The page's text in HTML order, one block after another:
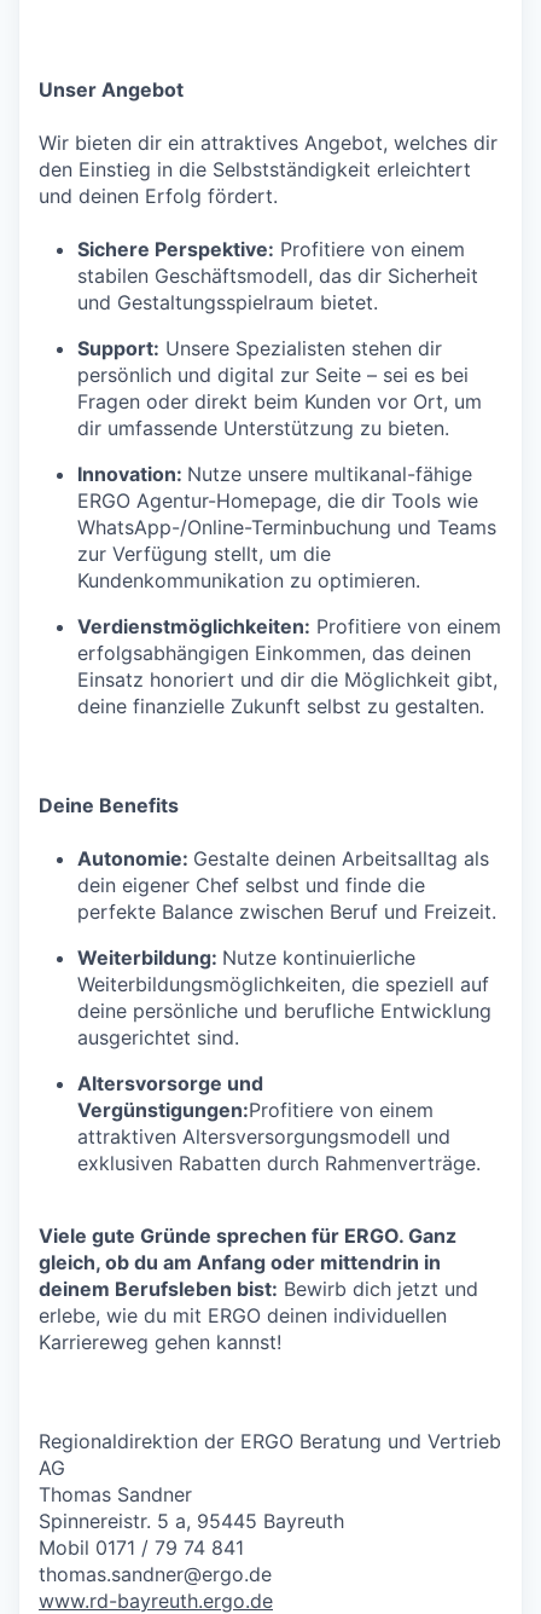
Unser Angebot
Wir bieten dir ein attraktives Angebot, welches dir
den Einstieg in die Selbstständigkeit erleichtert
und deinen Erfolg fördert.
Sichere Perspektive: Profitiere von einem
stabilen Geschäftsmodell, das dir Sicherheit
und Gestaltungsspielraum bietet.
Support: Unsere Spezialisten stehen dir
persönlich und digital zur Seite – sei es bei
Fragen oder direkt beim Kunden vor Ort, um
dir umfassende Unterstützung zu bieten.
Innovation: Nutze unsere multikanal-fähige
ERGO Agentur-Homepage, die dir Tools wie
WhatsApp-/Online-Terminbuchung und Teams
zur Verfügung stellt, um die
Kundenkommunikation zu optimieren.
Verdienstmöglichkeiten: Profitiere von einem
erfolgsabhängigen Einkommen, das deinen
Einsatz honoriert und dir die Möglichkeit gibt,
deine finanzielle Zukunft selbst zu gestalten.
Deine Benefits
Autonomie: Gestalte deinen Arbeitsalltag als
dein eigener Chef selbst und finde die
perfekte Balance zwischen Beruf und Freizeit.
Weiterbildung: Nutze kontinuierliche
Weiterbildungsmöglichkeiten, die speziell auf
deine persönliche und berufliche Entwicklung
ausgerichtet sind.
Altersvorsorge und
Vergünstigungen:Profitiere von einem
attraktiven Altersversorgungsmodell und
exklusiven Rabatten durch Rahmenverträge.
Viele gute Gründe sprechen für ERGO. Ganz
gleich, ob du am Anfang oder mittendrin in
deinem Berufsleben bist: Bewirb dich jetzt und
erlebe, wie du mit ERGO deinen individuellen
Karriereweg gehen kannst!
Regionaldirektion der ERGO Beratung und Vertrieb
AG
Thomas Sandner
Spinnereistr. 5 a, 95445 Bayreuth
Mobil 0171 / 79 74 841
thomas.sandner@ergo.de
www.rd-bayreuth.ergo.de